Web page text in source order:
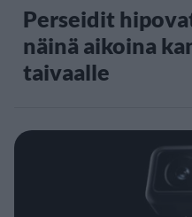
Perseidit
näinä aikoina
taivaalle